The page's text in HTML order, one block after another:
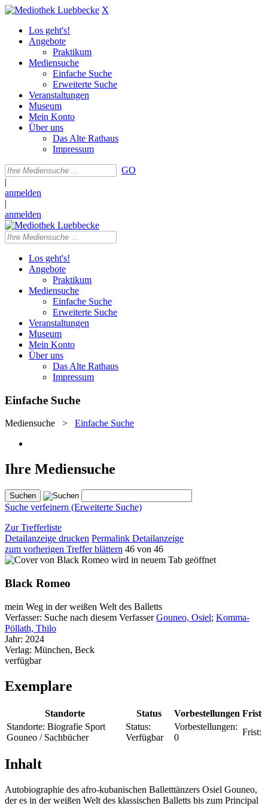
X
Los geht's!
Angebote
Praktikum
Mediensuche
Einfache Suche
Erweiterte Suche
Veranstaltungen
Museum
Mein Konto
Über uns
Das Alte Rathaus
Impressum
GO
|
anmelden
|
anmelden
Los geht's!
Angebote
Praktikum
Mediensuche
Einfache Suche
Erweiterte Suche
Veranstaltungen
Museum
Mein Konto
Über uns
Das Alte Rathaus
Impressum
Einfache Suche
Mediensuche > Einfache Suche
Ihre Mediensuche
Suche verfeinern (Erweiterte Suche)
Zur Trefferliste
Detailanzeige drucken Permalink Detailanzeige
zum vorherigen Treffer blättern 46 von 46
wird in neuem Tab geöffnet
Black Romeo
mein Weg in der weißen Welt des Balletts
Verfasser: Suche nach diesem Verfasser Gouneo, Osiel; Komma-
Pöllath, Thilo
Jahr: 2024
Verlag: München, Beck
verfügbar
Exemplare
Standorte Status Vorbestellungen Frist
Standorte: Biografie Sport
Gouneo / Sachbücher
Status:
Verfügbar
Vorbestellungen:
0
Frist:
Inhalt
Autobiographie des afro-kubanischen Balletttänzers Osiel Gouneo,
der es in der weißen Welt des klassischen Balletts bis zum Principal